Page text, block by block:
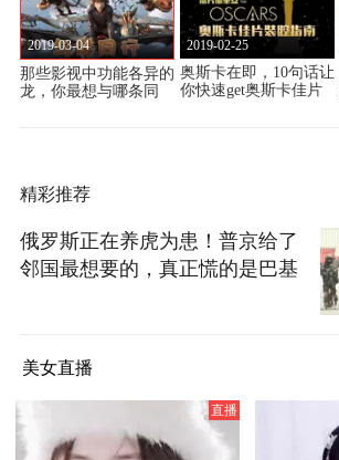
2019-03-04
那些影视中功能各异的
龙，你最想与哪条同
2019-02-25
奥斯卡在即，10句话让
你快速get奥斯卡佳片
精彩推荐
俄罗斯正在养虎为患！普京给了
邻国最想要的，真正慌的是巴基
美女直播